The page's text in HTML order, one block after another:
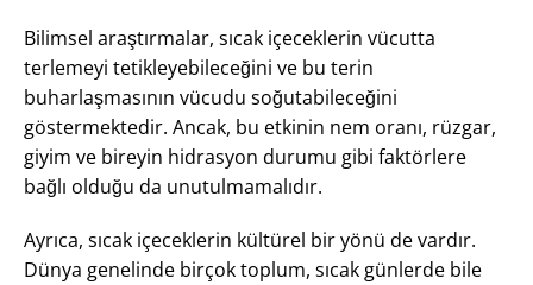
Bilimsel araştırmalar, sıcak içeceklerin vücutta
terlemeyi tetikleyebileceğini ve bu terin
buharlaşmasının vücudu soğutabileceğini
göstermektedir. Ancak, bu etkinin nem oranı, rüzgar,
giyim ve bireyin hidrasyon durumu gibi faktörlere
bağlı olduğu da unutulmamalıdır.
Ayrıca, sıcak içeceklerin kültürel bir yönü de vardır.
Dünya genelinde birçok toplum, sıcak günlerde bile